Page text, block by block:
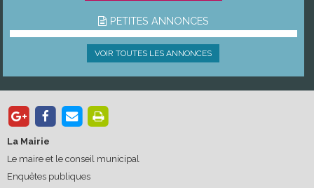
PETITES ANNONCES
VOIR TOUTES LES ANNONCES
La Mairie
Le maire et le conseil municipal
Enquêtes publiques